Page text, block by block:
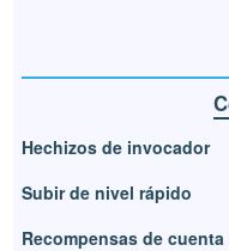
Hechizos de invocador
Subir de nivel rápido
Recompensas de cuenta